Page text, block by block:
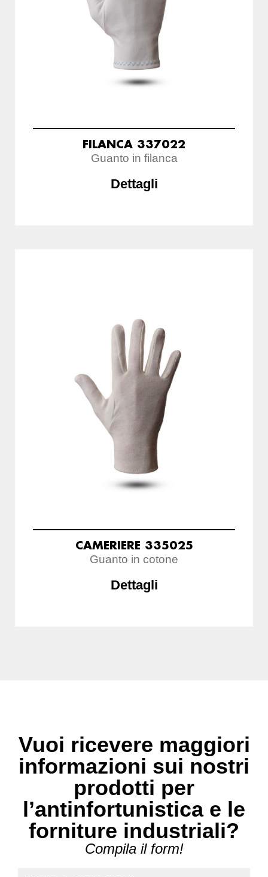
FILANCA 337022
Guanto in filanca
Dettagli
CAMERIERE 335025
Guanto in cotone
Dettagli
Vuoi ricevere maggiori
informazioni sui nostri
prodotti per
l’antinfortunistica e le
forniture industriali?
Compila il form!